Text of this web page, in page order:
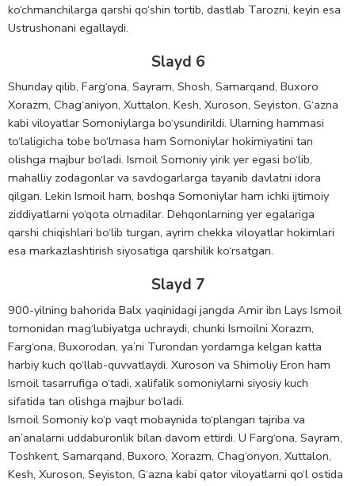
ko‘chmanchilarga qarshi qo‘shin tortib, dastlab Tarozni, keyin esa
Ustrushonani egallaydi.
Slayd 6
Shunday qilib, Farg‘ona, Sayram, Shosh, Samarqand, Buxoro
Xorazm, Chag‘aniyon, Xuttalon, Kesh, Xuroson, Seyiston, G‘azna
kabi viloyatlar Somoniylarga bo‘ysundirildi. Ularning hammasi
to‘laligicha tobe bo‘lmasa ham Somoniylar hokimiyatini tan
olishga majbur bo‘ladi. Ismoil Somoniy yirik yer egasi bo‘lib,
mahalliy zodagonlar va savdogarlarga tayanib davlatni idora
qilgan. Lekin Ismoil ham, boshqa Somoniylar ham ichki ijtimoiy
ziddiyatlarni yo‘qota olmadilar. Dehqonlarning yer egalariga
qarshi chiqishlari bo‘lib turgan, ayrim chekka viloyatlar hokimlari
esa markazlashtirish siyosatiga qarshilik ko‘rsatgan.
Slayd 7
900-yilning bahorida Balx yaqinidagi jangda Amir ibn Lays Ismoil
tomonidan mag‘lubiyatga uchraydi, chunki Ismoilni Xorazm,
Farg‘ona, Buxorodan, ya’ni Turondan yordamga kelgan katta
harbiy kuch qo‘llab-quvvatlaydi. Xuroson va Shimoliy Eron ham
Ismoil tasarrufiga o‘tadi, xalifalik somoniylarni siyosiy kuch
sifatida tan olishga majbur bo‘ladi.
Ismoil Somoniy ko‘p vaqt mobaynida to‘plangan tajriba va
an’analarni uddaburonlik bilan davom ettirdi. U Farg‘ona, Sayram,
Toshkent, Samarqand, Buxoro, Xorazm, Chag‘onyon, Xuttalon,
Kesh, Xuroson, Seyiston, G‘azna kabi qator viloyatlarni qo‘l ostida